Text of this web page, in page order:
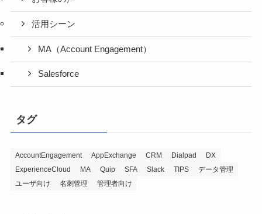
活用シーン
MA（Account Engagement）
Salesforce
タグ
AccountEngagement AppExchange CRM Dialpad
DX
ExperienceCloud
MA Quip SFA Slack TIPS
データ管理
ユーザ向け
名刺管理 管理者向け